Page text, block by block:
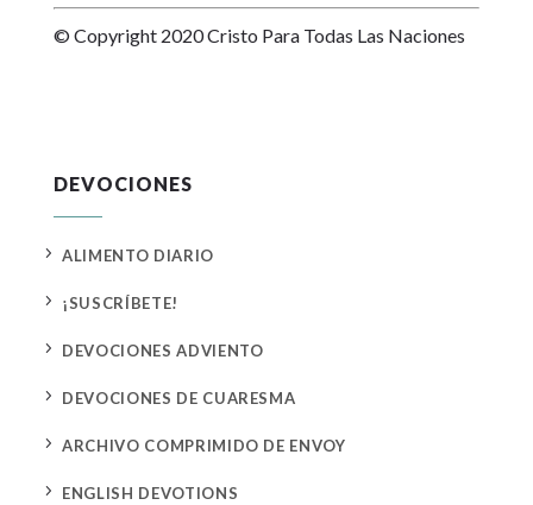
© Copyright 2020 Cristo Para Todas Las Naciones
DEVOCIONES
5 ALIMENTO DIARIO
5 ¡SUSCRÍBETE!
5 DEVOCIONES ADVIENTO
5 DEVOCIONES DE CUARESMA
5 ARCHIVO COMPRIMIDO DE ENVOY
5 ENGLISH DEVOTIONS